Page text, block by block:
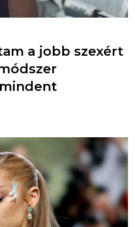
a jobb szexért